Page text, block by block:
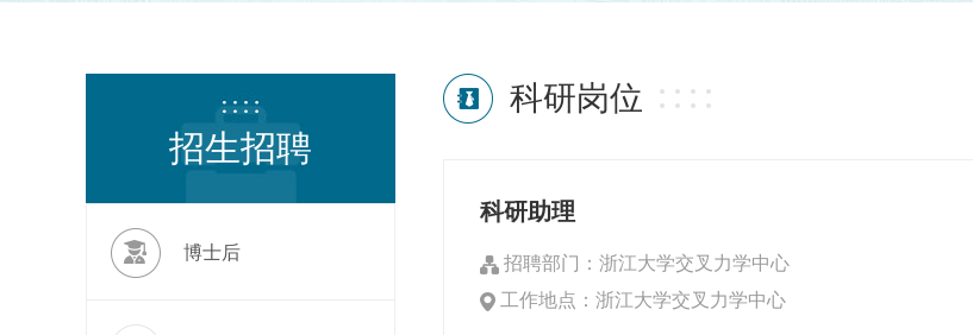
招生招聘
博士后
科研岗位
科研助理
招聘部门：浙江大学交叉力学中心
工作地点：浙江大学交叉力学中心